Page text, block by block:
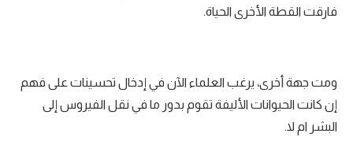
فارقت القطة الأخرى الحياة.
ومت جهة أخرى، يرغب العلماء الآن في إدخال تحسينات على فهم
إن كانت الحيوانات الأليفة تقوم بدور ما في نقل الفيروس إلى
البشر ام لا.